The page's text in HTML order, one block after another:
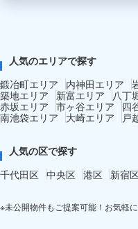
人気のエリアで探す
鍛冶町エリア
内神田エリア
築地エリア
新富エリア 八丁
赤坂エリア 市ヶ谷エリア 四
南池袋エリア
大崎エリア 戸
人気の区で探す
千代田区 中央区 港区 新宿
※未公開物件もご提案可能！お気軽